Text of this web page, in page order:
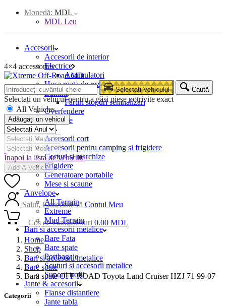
Monedă: MDL
MDL Leu
Accesorii
Accesorii de interior
Electrice
Acumulatori
Husa roata de rezerva
Lumini
Faruri stopuri semnalizari
Overfendere
Snorkele
Camping
Accesorii cort
Accesorii pentru camping si frigidere
Corturi si marchize
Frigidere
Generatoare portabile
Mese si scaune
Anvelope
All Terrain
Extreme
Mud Terrain
Bari si accesorii metalice
Bare Fata
Bare spate
Portbagaje
Scuturi si accesorii metalice
Suporti trolii
Jante & accesorii
Flanse distantiere
Jante tabla
4×4 accessories
Selectați Vehiculul Caută
Selectați un vehicul pentru a găsi piese potrivite exact
All Vehicles
Adăugați un vehicul
Înapoi la lista de vehicule
Add A Vehicle
Salut, Conectați-vă Contul Meu
Coș de Cumpărături 0.00 MDL
Home
Shop
Bari si accesorii metalice
Bare spate
Bara spate OFF ROAD Toyota Land Cruiser HZJ 71 99-07
Categorii